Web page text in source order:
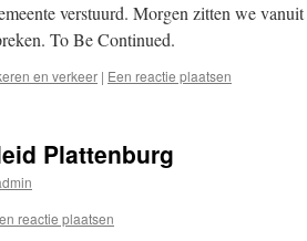
verstuurd. Morgen zitten we
To Be Continued.
en verkeer | Een reactie plaatsen
Plattenburg
reactie plaatsen